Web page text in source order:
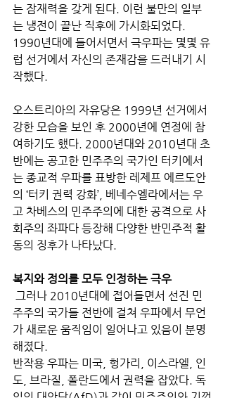
는 잠재력을 갖게 된다. 이런 불만의 일부
는 냉전이 끝난 직후에 가시화되었다.
1990년대에 들어서면서 극우파는 몇몇 유
럽 선거에서 자신의 존재감을 드러내기 시
작했다.
오스트리아의 자유당은 1999년 선거에서
강한 모습을 보인 후 2000년에 연정에 참
여하기도 했다. 2000년대와 2010년대 초
반에는 공고한 민주주의 국가인 터키에서
는 종교적 우파를 표방한 레제프 에르도안
의 ‘터키 권력 강화’, 베네수엘라에서는 우
고 차베스의 민주주의에 대한 공격으로 사
회주의 좌파다 등장해 다양한 반민주적 활
동의 징후가 나타났다.
복지와 정의를 모두 인정하는 극우
주주의 국가들 전반에 걸쳐 우파에서 무언
가 새로운 움직임이 일어나고 있음이 분명
해졌다.
반작용 우파는 미국, 헝가리, 이스라엘, 인
도, 브라질, 폴란드에서 권력을 잡았다. 독